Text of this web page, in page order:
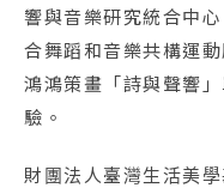
響與音樂研究統合中
合舞蹈和音樂共構運
鴻鴻策畫「詩與聲響
驗。
財團法人臺灣生活美